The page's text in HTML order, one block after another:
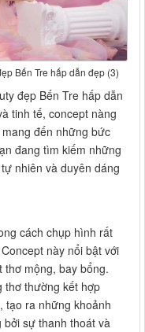
Bến Tre hấp dẫn đẹp (3)
đẹp Bến Tre hấp dẫn
tinh tế, concept nàng
đến những bức
đang tìm kiếm những
nhiên và duyên dáng
cách chụp hình rất
này nổi bật với
mộng, bay bổng.
thơ thường kết hợp
tạo ra những khoảnh
sự thanh thoát và